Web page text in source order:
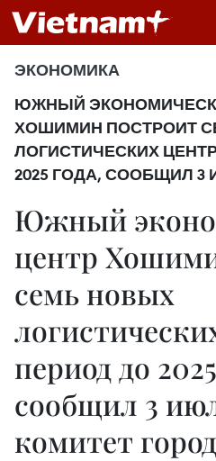
ЭКОНОМИКА
ЮЖНЫЙ
ХОШИМИН ПОСТРОИТ
ЛОГИСТИЧЕСКИХ
2025 ГОДА, СООБЩИЛ
Южный
центр
семь новых
период до
сообщил 3
комитет